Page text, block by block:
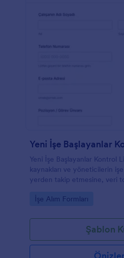
Yeni İşe Başlayanlar
Yeni İşe Başlayanlar Kontrol
kaynakları ve yöneticilerin işe
yerden takip etmesine, veri
üzerinden yönetmesine
Go to Category:
İşe Alım Formları
Şablon